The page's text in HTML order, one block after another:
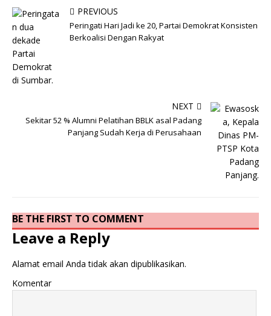
PREVIOUS
Peringati Hari Jadi ke 20, Partai Demokrat Konsisten
Berkoalisi Dengan Rakyat
NEXT
Sekitar 52 % Alumni Pelatihan BBLK asal Padang
Panjang Sudah Kerja di Perusahaan
BE THE FIRST TO COMMENT
Leave a Reply
Alamat email Anda tidak akan dipublikasikan.
Komentar